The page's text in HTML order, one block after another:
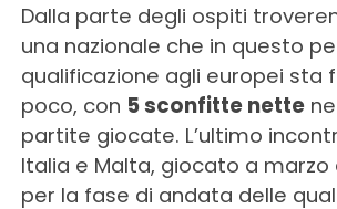
Dalla parte degli ospiti
una nazionale che in questo
qualificazione agli europei sta
poco, con 5 sconfitte nette
partite giocate. L’ultimo
Italia e Malta, giocato a marzo
per la fase di andata delle